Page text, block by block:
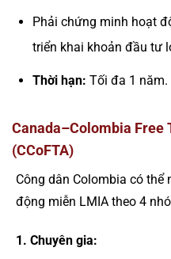
Phải chứng minh hoạt
triển khai khoản đầu tư
Thời hạn: Tối đa 1 năm.
Canada–Colombia Free
(CCoFTA)
Công dân Colombia có
động miễn LMIA theo 4
1. Chuyên gia: